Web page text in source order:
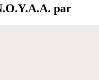
par